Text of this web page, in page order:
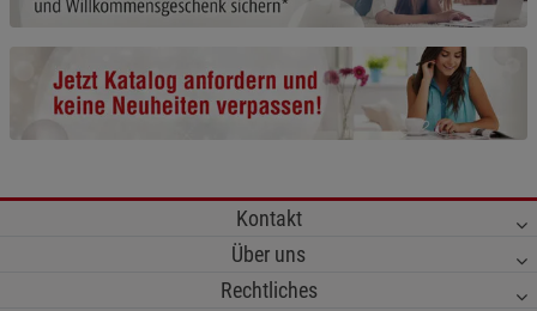
Kontakt
Über uns
Rechtliches
Funktionale Cookies (1) Funktionale
Beschreibung Funktionale Cookies
anzeigen
Statistik Cookies (2) Statistik Cookies
Beschreibung Statistik Cookies
Cookie-Informationen